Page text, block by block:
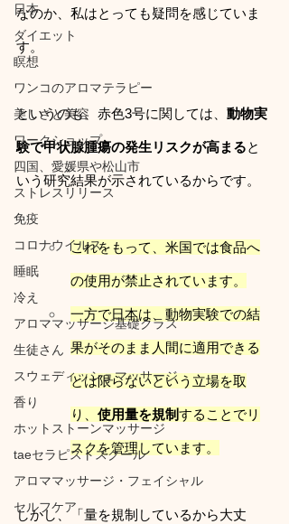
日本
ダイエット
瞑想
ワンコのアロマテラピー
美しさと美容
ワークショップ
四国、愛媛県や松山市
ストレスリリース
免疫
コロナウイルス
睡眠
冷え
アロママッサージ基礎クラス
生徒さん
スウェディッシュマッサージ
香り
ホットストーンマッサージ
taeセラピストスクール
アロママッサージ・フェイシャル
セルフケア
なのか、私はとっても疑問を感じていま
す。
というのも、赤色3号に関しては、 動物実
験で甲状腺腫瘍の発生リスクが高まると
いう研究結果が示されているからです。
これをもって、米国では食品へ
の使用が禁止されています。
一方で日本は、動物実験での結
果がそのまま人間に適用できる
とは限らないという立場を取
り、 使用量を規制することでリ
スクを管理しています。
しかし、「量を規制しているから大丈